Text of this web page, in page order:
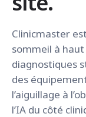
Clinicmaster
sommeil à
diagnostiques
des
l’aiguillage à
l’IA du côté